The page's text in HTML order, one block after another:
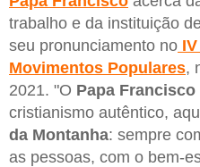
trabalho e da instituição
seu pronunciamento no
Movimentos Populares,
2021. "O Papa Francisco
cristianismo autêntico,
da Montanha: sempre
as pessoas, com o bem-